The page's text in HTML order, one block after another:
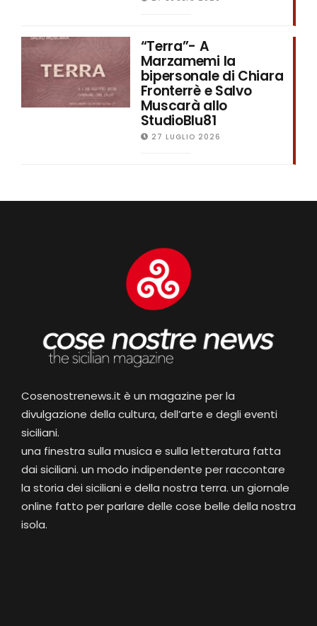
“Terra”- A
Marzamemi la
bipersonale di Chiara
Fronterrè e Salvo
Muscarà allo
StudioBlu81
27 LUGLIO 2026
Cosenostrenews.it è un magazine per la
divulgazione della cultura, dell’arte e degli eventi
siciliani.
una finestra sulla musica e sulla letteratura fatta
dai siciliani. un modo indipendente per raccontare
la storia dei siciliani e della nostra terra. un giornale
online fatto per parlare delle cose belle della nostra
isola.